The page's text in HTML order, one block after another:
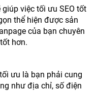
việc tối ưu SEO tốt
thể hiện được sản
của bạn chuyên
hơn.
ưu là bạn phải cung
như địa chỉ, số điện